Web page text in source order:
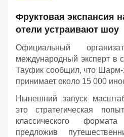
Фруктовая экспансия
отели устраивают шоу
Официальный
международный эксперт в
Тауфик сообщил, что
принимает около 15 000
Нынешний запуск
это стратегическая
классического
предложив